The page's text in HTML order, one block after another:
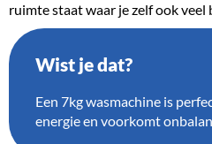
ruimte staat waar je zelf ook veel
Wist je dat?
Een 7kg wasmachine is
energie en voorkomt